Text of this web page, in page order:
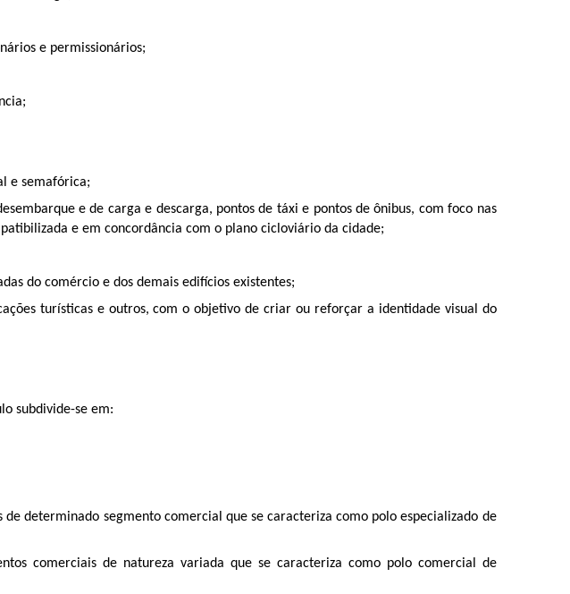
e permissionários;
e semafórica;
e de carga e descarga, pontos de táxi e pontos de ônibus, com foco nas
e em concordância com o plano cicloviário da cidade;
do comércio e dos demais edifícios existentes;
turísticas e outros, com o objetivo de criar ou reforçar a identidade visual do
subdivide-se em:
determinado segmento comercial que se caracteriza como polo especializado de
comerciais de natureza variada que se caracteriza como polo comercial de